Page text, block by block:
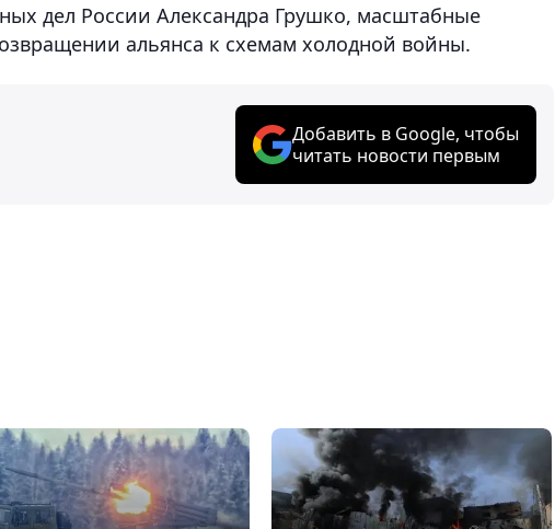
дел России Александра Грушко, масштабные
альянса к схемам холодной войны.
Добавить в Google, чтобы
читать новости первым